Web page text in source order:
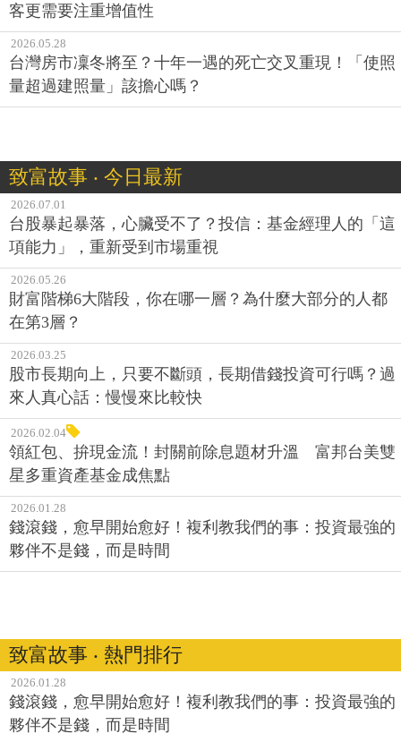
客更需要注重增值性
2026.05.28
台灣房市凜冬將至？十年一遇的死亡交叉重現！「使照
量超過建照量」該擔心嗎？
致富故事 ‧ 今日最新
2026.07.01
台股暴起暴落，心臟受不了？投信：基金經理人的「這
項能力」，重新受到市場重視
2026.05.26
財富階梯6大階段，你在哪一層？為什麼大部分的人都
在第3層？
2026.03.25
股市長期向上，只要不斷頭，長期借錢投資可行嗎？過
來人真心話：慢慢來比較快
2026.02.04
領紅包、拚現金流！封關前除息題材升溫 富邦台美雙
星多重資產基金成焦點
2026.01.28
錢滾錢，愈早開始愈好！複利教我們的事：投資最強的
夥伴不是錢，而是時間
致富故事 ‧ 熱門排行
2026.01.28
錢滾錢，愈早開始愈好！複利教我們的事：投資最強的
夥伴不是錢，而是時間